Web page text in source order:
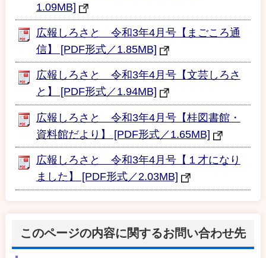
1.09MB]
広報しろさと 令和3年4月号【まごころ通
信】 [PDF形式／1.85MB]
広報しろさと 令和3年4月号【文芸しろさ
と】 [PDF形式／1.94MB]
広報しろさと 令和3年4月号【桂図書館・
資料館だより】 [PDF形式／1.65MB]
広報しろさと 令和3年4月号【１才になり
ました】 [PDF形式／2.03MB]
このページの内容に関するお問い合わせ先